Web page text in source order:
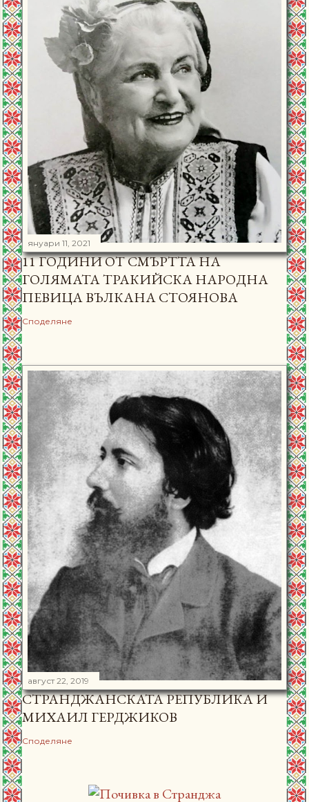
януари 11, 2021
11 ГОДИНИ ОТ СМЪРТТА НА
ГОЛЯМАТА ТРАКИЙСКА НАРОДНА
ПЕВИЦА ВЪЛКАНА СТОЯНОВА
Споделяне
август 22, 2019
СТРАНДЖАНСКАТА РЕПУБЛИКА И
МИХАИЛ ГЕРДЖИКОВ
Споделяне